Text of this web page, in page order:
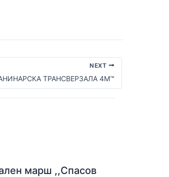
NEXT
ТРАНСВЕРЗАЛА 4М™
марш ,,Спасов